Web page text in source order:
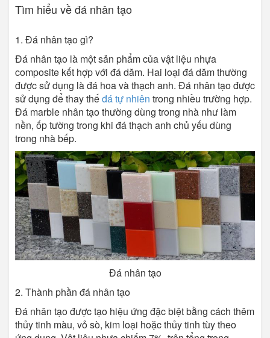
Tìm hiểu về đá nhân tạo
1. Đá nhân tạo gì?
Đá nhân tạo là một sản phẩm của vật liệu nhựa
composite kết hợp với đá dăm. Hai loại đá dăm thường
được sử dụng là đá hoa và thạch anh. Đá nhân tạo được
sử dụng để thay thếđá tự nhiên trong nhiều trường hợp.
Đá marble nhân tạo thường dùng trong nhà như làm
nền, ốp tường trong khi đá thạch anh chủ yếu dùng
trong nhà bếp.
Đá nhân tạo
2. Thành phần đá nhân tạo
Đá nhân tạo được tạo hiệu ứng đặc biệt bằng cách thêm
thủy tinh màu, vỏ sò, kim loại hoặc thủy tinh tùy theo